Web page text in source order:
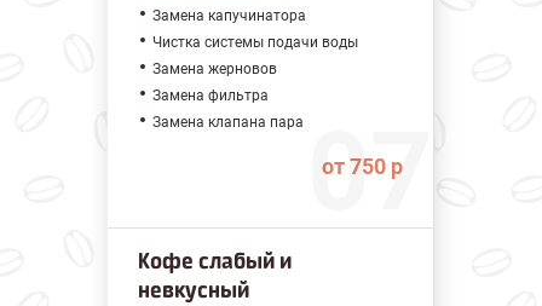
Замена капучинатора
Чистка системы подачи воды
Замена жерновов
Замена фильтра
Замена клапана пара
от 750 р
Кофе слабый и
невкусный